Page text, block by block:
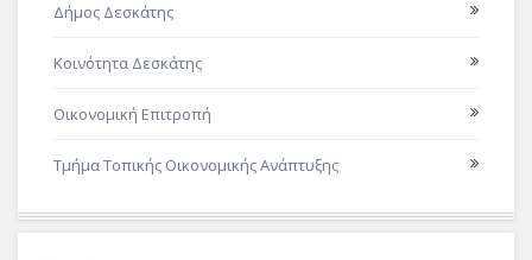
Δήμος Δεσκάτης
Κοινότητα Δεσκάτης
Οικονομική Επιτροπή
Τμήμα Τοπικής Οικονομικής Ανάπτυξης